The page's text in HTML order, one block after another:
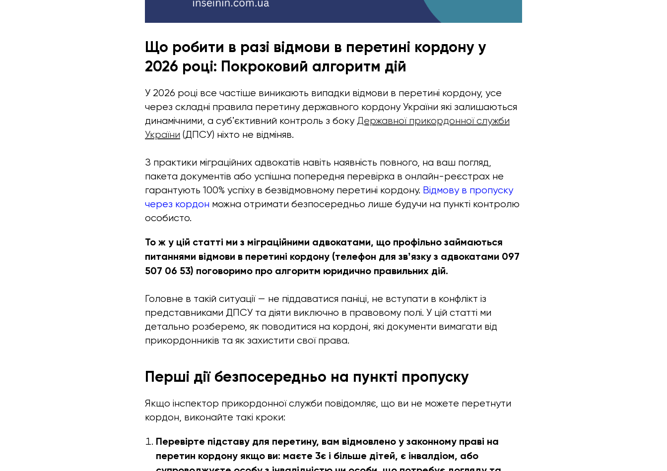
Що робити в разі відмови в перетині кордону у
2026 році: Покроковий алгоритм дій
У 2026 році все частіше виникають випадки відмови в перетині кордону, усе
через складні правила перетину державного кордону України які залишаються
динамічними, а субʼєктивний контроль з бокуДержавної прикордонної служби
України (ДПСУ) ніхто не відміняв.
З практики міграційних адвокатів навіть наявність повного, на ваш погляд,
пакета документів або успішна попередня перевірка в онлайн-реєстрах не
гарантують 100% успіху в безвідмовному перетині кордону. Відмову в пропуску
через кордон можна отримати безпосередньо лише будучи на пункті контролю
особисто.
То ж у цій статті ми з міграційними адвокатами, що профільно займаються
питаннями відмови в перетині кордону (телефон для звʼязку з адвокатами 097
507 06 53) поговоримо про алгоритм юридично правильних дій.
Головне в такій ситуації — не піддаватися паніці, не вступати в конфлікт із
представниками ДПСУ та діяти виключно в правовому полі. У цій статті ми
детально розберемо, як поводитися на кордоні, які документи вимагати від
прикордонників та як захистити свої права.
Перші дії безпосередньо на пункті пропуску
Якщо інспектор прикордонної служби повідомляє, що ви не можете перетнути
кордон, виконайте такі кроки:
Перевірте підставу для перетину, вам відмовлено у законному праві на
перетин кордону якщо ви: маєте 3є і більше дітей, є інвалдіом, або